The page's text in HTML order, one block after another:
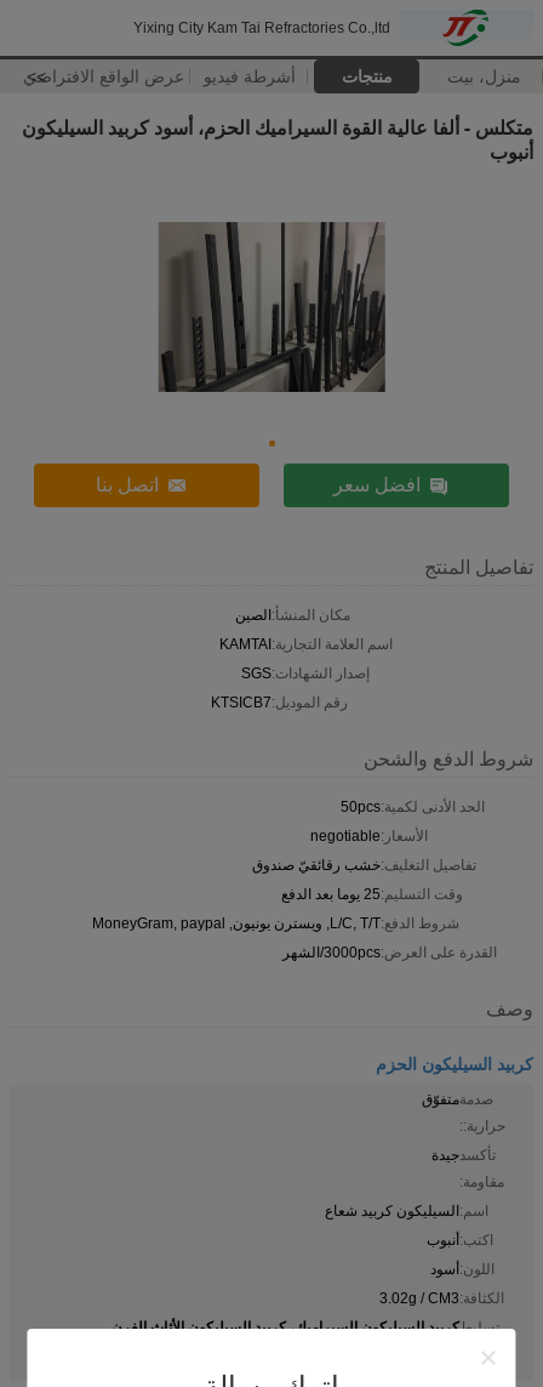
Yixing City Kam Tai Refractories Co.,ltd
منزل، بيت منتجات أشرطة فيديو عرض الواقع الافتراضي
>>
متكلس - ألفا عالية القوة السيراميك الحزم، أسود كربيد السيليكون
أنبوب
افضل سعر اتصل بنا
تفاصيل المنتج
مكان المنشأ:الصين
اسم العلامة التجارية:KAMTAI
إصدار الشهادات:SGS
رقم الموديل:KTSICB7
شروط الدفع والشحن
الحد الأدنى لكمية:50pcs
الأسعار:negotiable
تفاصيل التغليف:خشب رقائقيّ صندوق
وقت التسليم:25 يوما بعد الدفع
شروط الدفع:L/C, T/T, ويسترن يونيون, MoneyGram, paypal
القدرة على العرض:3000pcs/الشهر
وصف
كربيد السيليكون الحزم
صدمة
حرارية::
متفوّق
تأكسد
مقاومة:
جيدة
اسم:السيليكون كربيد شعاع
اكتب:أنبوب
اللون:أسود
الكثافة:3.02g / CM3
تسليط
الضوء:
كربيد السيليكون السيراميك، كربيد السيليكون الأثاث الفرن,